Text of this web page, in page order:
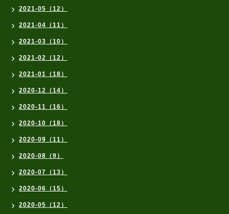
2021-05（12）
2021-04（11）
2021-03（10）
2021-02（12）
2021-01（18）
2020-12（14）
2020-11（16）
2020-10（18）
2020-09（11）
2020-08（9）
2020-07（13）
2020-06（15）
2020-05（12）